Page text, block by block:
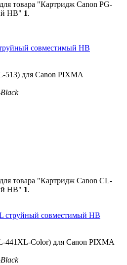
товара "Картридж Canon PG-
HB" 1.
совместимый HB
для Canon PIXMA
товара "Картридж Canon CL-
HB" 1.
струйный совместимый HB
441XL-Color) для Canon PIXMA